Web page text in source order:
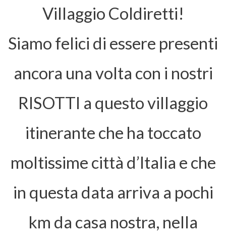
Villaggio Coldiretti!
Siamo felici di essere presenti
ancora una volta con i nostri
RISOTTI a questo villaggio
itinerante che ha toccato
moltissime città d’Italia e che
in questa data arriva a pochi
km da casa nostra, nella